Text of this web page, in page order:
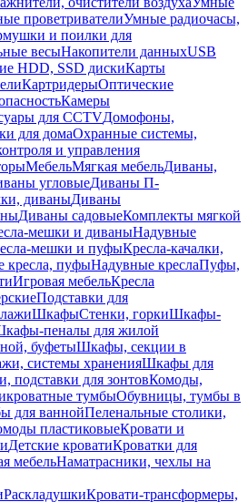
проветривателиУмные радиочасы,
и поилки для
весыНакопители данныхUSB
HDD, SSD дискиКарты
КартридерыОптические
Камеры
для CCTVДомофоны,
для домаОхранные системы,
и управления
МебельМягкая мебельДиваны,
угловыеДиваны П-
диваныДиваны
Диваны садовыеКомплекты мягкой
мешки и диваныНадувные
мешки и пуфыКресла-качалки,
кресла, пуфыНадувные креслаПуфы,
Игровая мебельКресла
Подставки для
ШкафыСтенки, горкиШкафы-
пеналы для жилой
буфетыШкафы, секции в
системы храненияШкафы для
подставки для зонтовКомоды,
тумбыОбувницы, тумбы в
для ваннойПеленальные столики,
пластиковыеКровати и
Детские кроватиКроватки для
мебельНаматрасники, чехлы на
РаскладушкиКровати-трансформеры,